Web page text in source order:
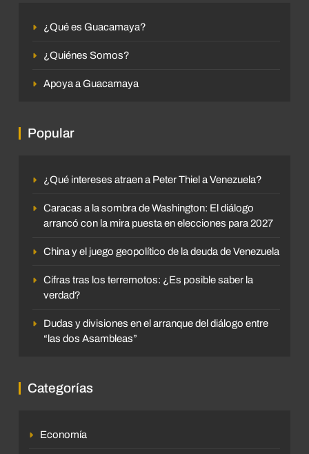
¿Qué es Guacamaya?
¿Quiénes Somos?
Apoya a Guacamaya
Popular
¿Qué intereses atraen a Peter Thiel a Venezuela?
Caracas a la sombra de Washington: El diálogo
arrancó con la mira puesta en elecciones para 2027
China y el juego geopolítico de la deuda de Venezuela
Cifras tras los terremotos: ¿Es posible saber la
verdad?
Dudas y divisiones en el arranque del diálogo entre
“las dos Asambleas”
Categorías
Economía